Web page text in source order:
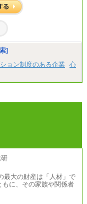
]
ョン制度のある企業
心
最大の財産は「人材」で
に、その家族や関係者